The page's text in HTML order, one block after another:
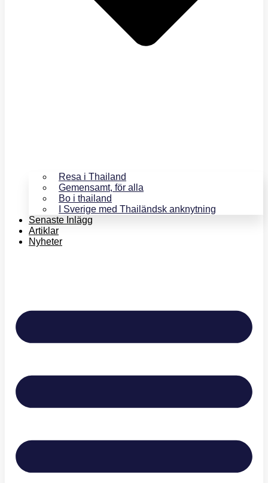
Resa i Thailand
Gemensamt, för alla
Bo i thailand
I Sverige med Thailändsk anknytning
Senaste Inlägg
Artiklar
Nyheter